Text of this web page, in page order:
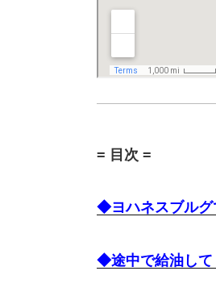
= 目次 =
◆ヨハネスブルグ
◆途中で給油して